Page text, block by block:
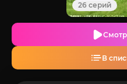
26 серий
В